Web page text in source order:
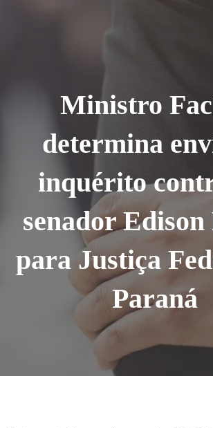
Ministro
determina
inquérito
senador
para Justiça
Paraná